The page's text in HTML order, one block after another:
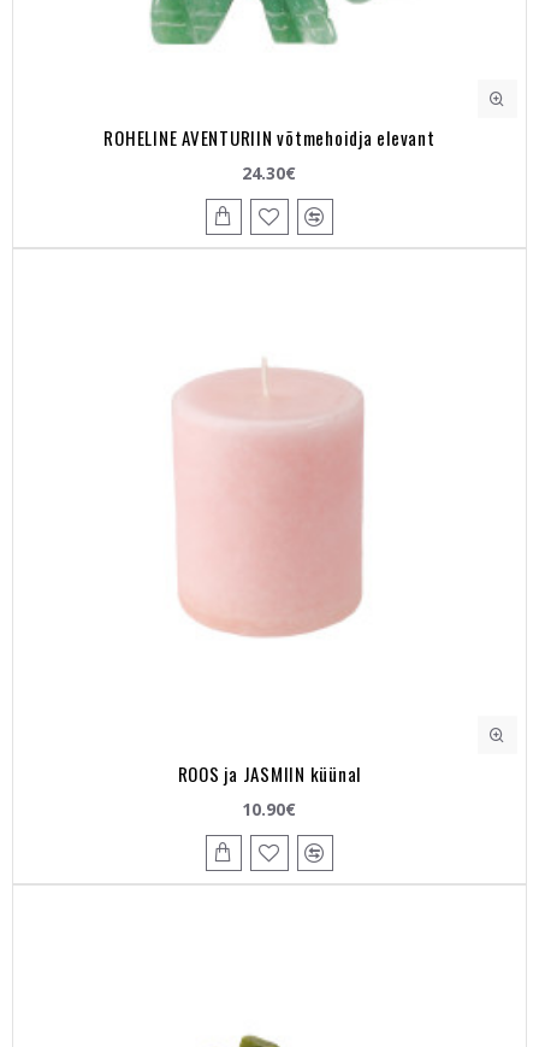
ROHELINE AVENTURIIN võtmehoidja elevant
24.30€
ROOS ja JASMIIN küünal
10.90€